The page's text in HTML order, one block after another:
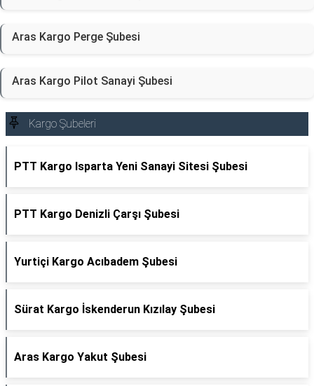
Aras Kargo Perge Şubesi
Aras Kargo Pilot Sanayi Şubesi
Kargo Şubeleri
PTT Kargo Isparta Yeni Sanayi Sitesi Şubesi
PTT Kargo Denizli Çarşı Şubesi
Yurtiçi Kargo Acıbadem Şubesi
Sürat Kargo İskenderun Kızılay Şubesi
Aras Kargo Yakut Şubesi